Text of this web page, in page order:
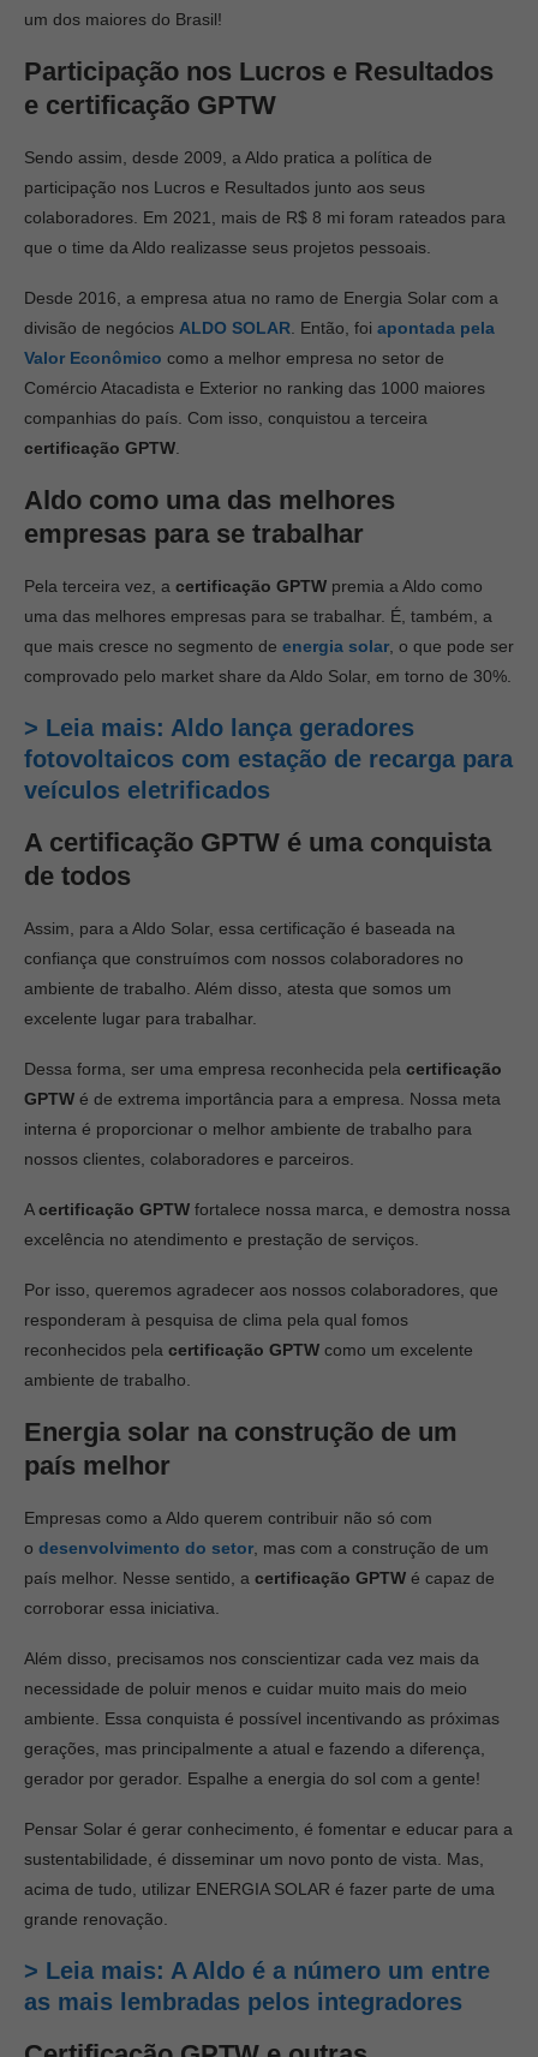
um dos maiores do Brasil!
Participação nos Lucros e Resultados
e certificação GPTW
Sendo assim, desde 2009, a Aldo pratica a política de
participação nos Lucros e Resultados junto aos seus
colaboradores. Em 2021, mais de R$ 8 mi foram rateados para
que o time da Aldo realizasse seus projetos pessoais.
Desde 2016, a empresa atua no ramo de Energia Solar com a
divisão de negócios ALDO SOLAR . Então, foi apontada pela
Valor Econômico como a melhor empresa no setor de
Comércio Atacadista e Exterior no ranking das 1000 maiores
companhias do país. Com isso, conquistou a terceira
certificação GPTW
Aldo como uma das melhores
empresas para se trabalhar
Pela terceira vez, a certificação GPTW premia a Aldo como
uma das melhores empresas para se trabalhar. É, também, a
que mais cresce no segmento de energia solar , o que pode ser
comprovado pelo market share da Aldo Solar, em torno de 30%.
> Leia mais: Aldo lança geradores
fotovoltaicos com estação de recarga para
veículos eletrificados
A certificação GPTW é uma conquista
de todos
Assim, para a Aldo Solar, essa certificação é baseada na
confiança que construímos com nossos colaboradores no
ambiente de trabalho. Além disso, atesta que somos um
excelente lugar para trabalhar.
Dessa forma, ser uma empresa reconhecida pela certificação
GPTW é de extrema importância para a empresa. Nossa meta
interna é proporcionar o melhor ambiente de trabalho para
nossos clientes, colaboradores e parceiros.
Acertificação GPTW fortalece nossa marca, e demostra nossa
excelência no atendimento e prestação de serviços.
Por isso, queremos agradecer aos nossos colaboradores, que
responderam à pesquisa de clima pela qual fomos
reconhecidos pela certificação GPTW como um excelente
ambiente de trabalho.
Energia solar na construção de um
país melhor
Empresas como a Aldo querem contribuir não só com
o desenvolvimento do setor , mas com a construção de um
país melhor. Nesse sentido, a certificação GPTW é capaz de
corroborar essa iniciativa.
Além disso, precisamos nos conscientizar cada vez mais da
necessidade de poluir menos e cuidar muito mais do meio
ambiente. Essa conquista é possível incentivando as próximas
gerações, mas principalmente a atual e fazendo a diferença,
gerador por gerador. Espalhe a energia do sol com a gente!
Pensar Solar é gerar conhecimento, é fomentar e educar para a
sustentabilidade, é disseminar um novo ponto de vista. Mas,
acima de tudo, utilizar ENERGIA SOLAR é fazer parte de uma
grande renovação.
> Leia mais: A Aldo é a número um entre
as mais lembradas pelos integradores